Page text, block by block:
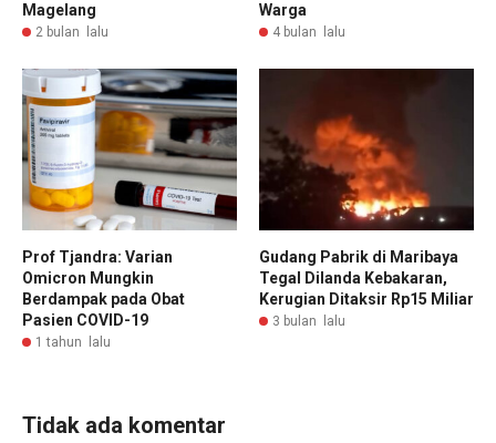
Magelang
2 bulan lalu
Warga
4 bulan lalu
Prof Tjandra: Varian
Omicron Mungkin
Berdampak pada Obat
Pasien COVID-19
1 tahun lalu
Gudang Pabrik di Maribaya
Tegal Dilanda Kebakaran,
Kerugian Ditaksir Rp15 Miliar
3 bulan lalu
Tidak ada komentar